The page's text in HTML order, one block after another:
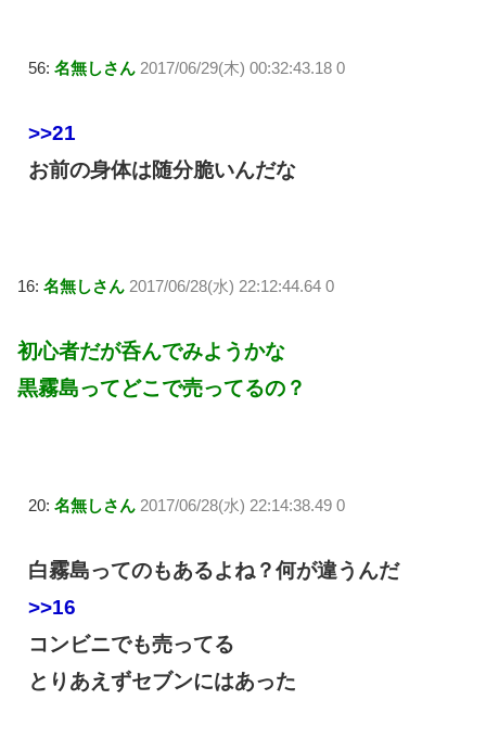
56: 名無しさん 2017/06/29(木) 00:32:43.18 0
>>21
お前の身体は随分脆いんだな
16: 名無しさん 2017/06/28(水) 22:12:44.64 0
初心者だが呑んでみようかな
黒霧島ってどこで売ってるの？
20: 名無しさん 2017/06/28(水) 22:14:38.49 0
白霧島ってのもあるよね？何が違うんだ
>>16
コンビニでも売ってる
とりあえずセブンにはあった